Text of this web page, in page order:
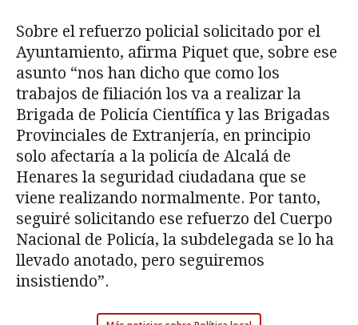
Sobre el refuerzo policial solicitado por el
Ayuntamiento, afirma Piquet que, sobre ese
asunto “nos han dicho que como los
trabajos de filiación los va a realizar la
Brigada de Policía Científica y las Brigadas
Provinciales de Extranjería, en principio
solo afectaría a la policía de Alcalá de
Henares la seguridad ciudadana que se
viene realizando normalmente. Por tanto,
seguiré solicitando ese refuerzo del Cuerpo
Nacional de Policía, la subdelegada se lo ha
llevado anotado, pero seguiremos
insistiendo”.